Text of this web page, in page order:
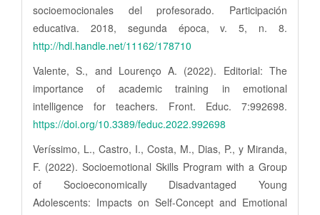
socioemocionales del profesorado. Participación
educativa. 2018, segunda época, v. 5, n. 8.
http://hdl.handle.net/11162/178710
Valente, S., and Lourenço A. (2022). Editorial: The
importance of academic training in emotional
intelligence for teachers. Front. Educ. 7:992698.
https://doi.org/10.3389/feduc.2022.992698
Veríssimo, L., Castro, I., Costa, M., Dias, P., y Miranda,
F. (2022). Socioemotional Skills Program with a Group
of Socioeconomically Disadvantaged Young
Adolescents: Impacts on Self-Concept and Emotional